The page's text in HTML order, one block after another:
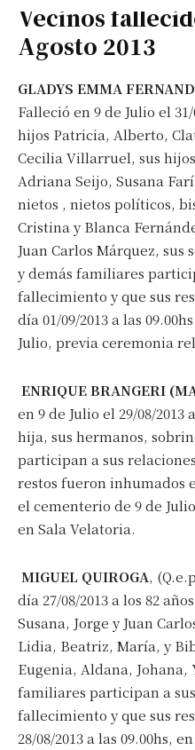
Vecinos
Agosto 2013
GLADYS EMMA
Falleció en 9 de Julio el 31/
hijos Patricia, Alberto,
Cecilia Villarruel, sus
Adriana Seijo, Susana
nietos , nietos políticos,
Cristina y Blanca
Juan Carlos Márquez,
y demás familiares
fallecimiento y que sus
día 01/09/2013 a las
Julio, previa ceremonia
ENRIQUE BRANGERI
en 9 de Julio el 29/08/2013
hija, sus hermanos,
participan a sus
restos fueron inhumados
el cementerio de 9 de
en Sala Velatoria.
MIGUEL QUIROGA,
día 27/08/2013 a los 82
Susana, Jorge y Juan
Lidia, Beatriz, María, y
Eugenia, Aldana, Johana,
familiares participan a
fallecimiento y que sus
28/08/2013 a las 09.00hs,